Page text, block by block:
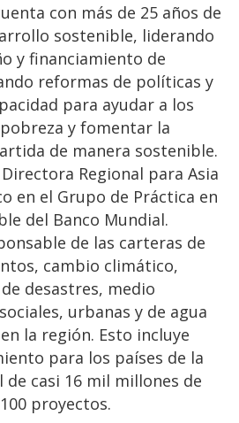
con más de 25 años de
sostenible, liderando
y financiamiento de
reformas de políticas y
para ayudar a los
y fomentar la
de manera sostenible.
Regional para Asia
en el Grupo de Práctica en
del Banco Mundial.
de las carteras de
cambio climático,
desastres, medio
urbanas y de agua
la región. Esto incluye
para los países de la
casi 16 mil millones de
proyectos.